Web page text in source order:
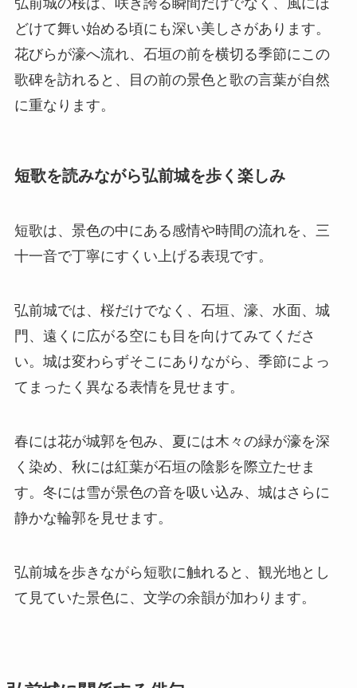
どけて舞い始める頃にも深い美しさがあります。
花びらが濠へ流れ、石垣の前を横切る季節にこの
歌碑を訪れると、目の前の景色と歌の言葉が自然
に重なります。
短歌を読みながら弘前城を歩く楽しみ
短歌は、景色の中にある感情や時間の流れを、三
十一音で丁寧にすくい上げる表現です。
弘前城では、桜だけでなく、石垣、濠、水面、城
門、遠くに広がる空にも目を向けてみてくださ
い。城は変わらずそこにありながら、季節によっ
てまったく異なる表情を見せます。
春には花が城郭を包み、夏には木々の緑が濠を深
く染め、秋には紅葉が石垣の陰影を際立たせま
す。冬には雪が景色の音を吸い込み、城はさらに
静かな輪郭を見せます。
弘前城を歩きながら短歌に触れると、観光地とし
て見ていた景色に、文学の余韻が加わります。